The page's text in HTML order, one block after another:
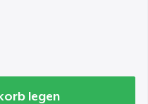
legen